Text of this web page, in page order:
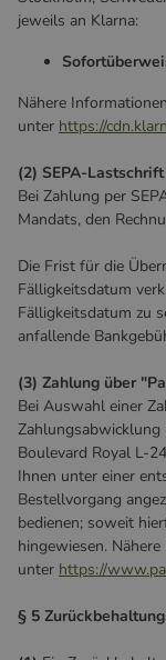
jeweils an Klarna:
Nähere
unter https://
(2) SEPA-Lastschrift
Bei Zahlung per
Mandats, den
Die Frist für die
Fälligkeitsdatum
Fälligkeitsdatum zu
anfallende
(3) Zahlung über
Bei Auswahl einer
Zahlungsabwicklung
Boulevard Royal L-
Ihnen unter einer
Bestellvorgang
bedienen; soweit
hingewiesen.
unter https://
§ 5